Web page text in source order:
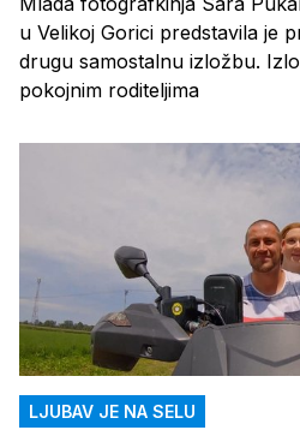
u Velikoj Gorici predstavila je
drugu samostalnu izložbu.
pokojnim roditeljima
LJUBAV JE NA SELU